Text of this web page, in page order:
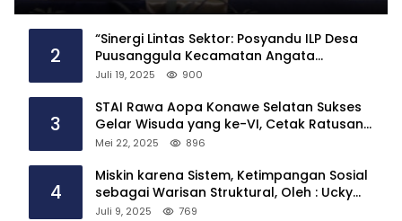
2
“Sinergi Lintas Sektor: Posyandu ILP Desa
Puusanggula Kecamatan Angata
Hadirkan Layanan Kesehatan Menyeluruh”
Juli 19, 2025 900
3
STAI Rawa Aopa Konawe Selatan Sukses
Gelar Wisuda yang ke-VI, Cetak Ratusan
Sarjana
Mei 22, 2025 896
4
Miskin karena Sistem, Ketimpangan Sosial
sebagai Warisan Struktural, Oleh : Ucky
Ackrillah,S.Sos.,M.A.P
Juli 9, 2025 769